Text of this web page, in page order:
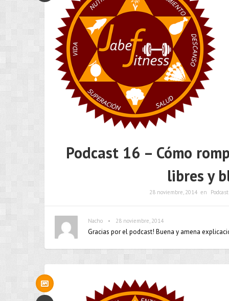
Podcast 16 – Cómo
libres y
28 noviembre, 2014 en
Nacho • 28 noviembre, 2014
Gracias por el podcast! Buena y amena